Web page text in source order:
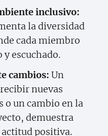
inclusivo:
la diversidad
cada miembro
y escuchado.
cambios: Un
nuevas
o un cambio en la
demuestra
positiva.